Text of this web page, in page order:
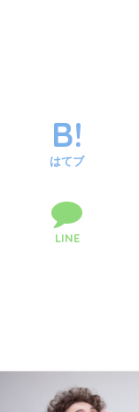
はてブ
LINE